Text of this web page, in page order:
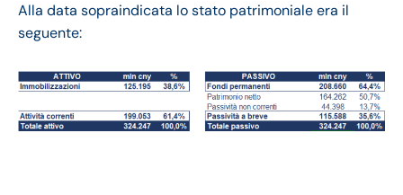
Alla data sopraindicata lo stato patrimoniale era il
seguente: